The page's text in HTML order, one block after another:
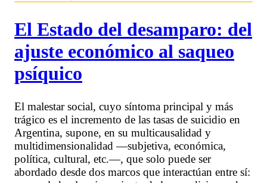
El Estado del desamparo: del
ajuste económico al saqueo
psíquico
El malestar social, cuyo síntoma principal y más
trágico es el incremento de las tasas de suicidio en
Argentina, supone, en su multicausalidad y
multidimensionalidad —subjetiva, económica,
política, cultural, etc.—, que solo puede ser
abordado desde dos marcos que interactúan entre sí: